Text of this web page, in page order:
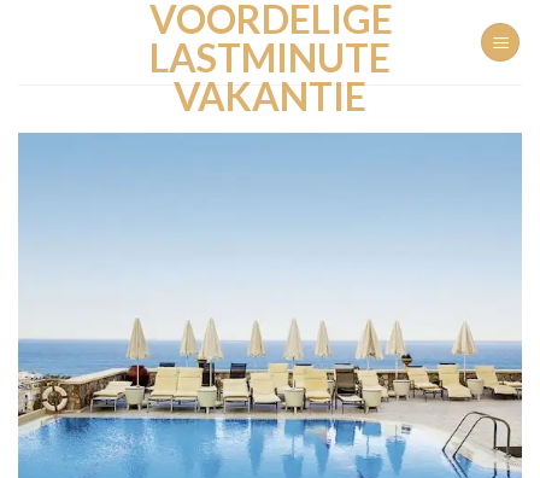
VOORDELIGE
LASTMINUTE
VAKANTIE